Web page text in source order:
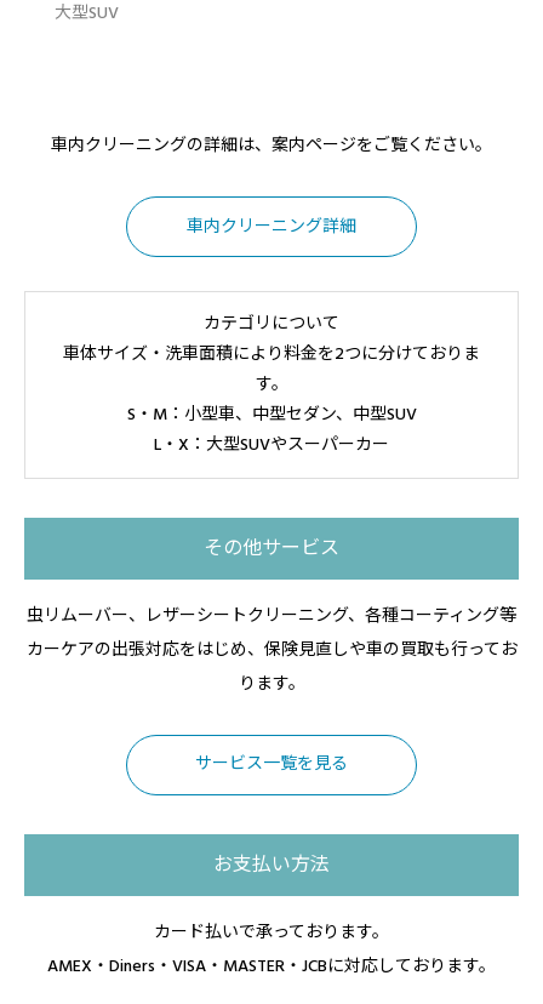
大型SUV
車内クリーニングの詳細は、案内ページをご覧ください。
車内クリーニング詳細
カテゴリについて
車体サイズ・洗車面積により料金を2つに分けておりま
す。
S・M：小型車、中型セダン、中型SUV
L・X：大型SUVやスーパーカー
その他サービス
虫リムーバー、レザーシートクリーニング、各種コーティング等
カーケアの出張対応をはじめ、保険見直しや車の買取も行ってお
ります。
サービス一覧を見る
お支払い方法
カード払いで承っております。
AMEX・Diners・VISA・MASTER・JCBに対応しております。